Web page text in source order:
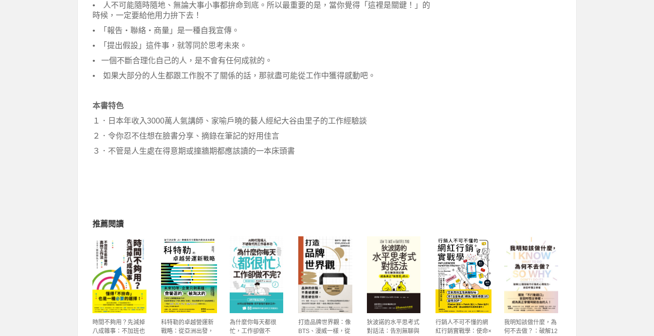
• 人不可能隨時隨地、無論大事小事都拚命到底。所以最重要的是，當你覺得「這裡是關鍵！」的
時候，一定要給他用力拚下去！
• 「報告・聯絡・商量」是一種自我宣傳。
• 「提出假設」這件事，就等同於思考未來。
• 一個不斷合理化自己的人，是不會有任何成就的。
• 如果大部分的人生都跟工作脫不了關係的話，那就盡可能從工作中獲得感動吧。
本書特色
１．日本年收入3000萬人氣講師、家喻戶曉的藝人經紀大谷由里子的工作經驗談
２．令你忍不住想在臉書分享、摘錄在筆記的好用佳言
３．不管是人生處在得意期或撞牆期都應該讀的一本床頭書
推薦閱讀
時間不夠用？先減掉
八成雜事：不加班也
科特勒的卓越營運新
戰略：從亞洲出發，
為什麼你每天都很
忙，工作卻做不
打造品牌世界觀：像
BTS、漫威一樣，從
狄波諾的水平思考式
對話法：告別無聊與
行銷人不可不懂的網
紅行銷實戰學：使命×
我明知該做什麼，為
何不去做？：破解12